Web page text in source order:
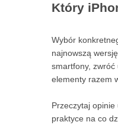
Który
Wybór
najnowszą
smartfony,
elementy razem
Przeczytaj
praktyce na co